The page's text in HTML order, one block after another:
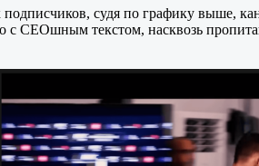
судя по графику выше,
с СЕОшным текстом, насквозь